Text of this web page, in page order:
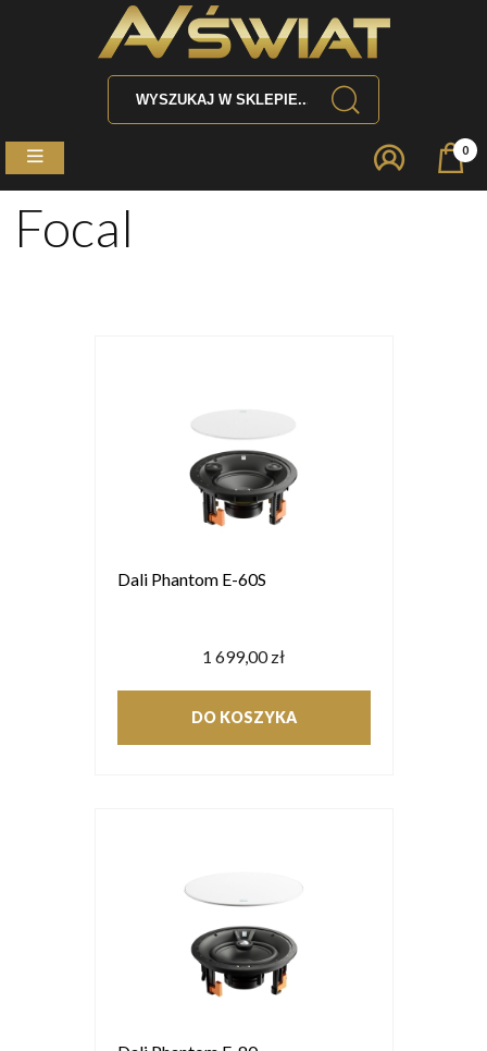
0
Focal
Dali Phantom E-60S
1 699,00 zł
DO KOSZYKA